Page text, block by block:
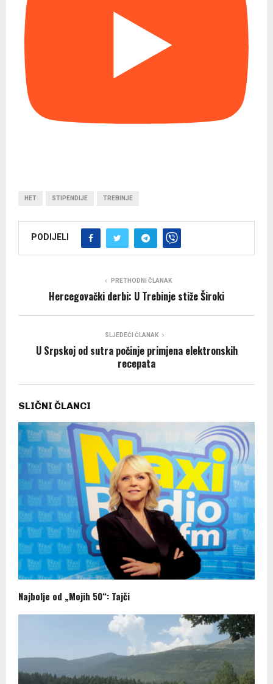
HET STIPENDIJE TREBINJE
PODIJELI
PRETHODNI ČLANAK
Hercegovački derbi: U Trebinje stiže Široki
SLJEDEĆI ČLANAK
U Srpskoj od sutra počinje primjena elektronskih
recepata
SLIČNI ČLANCI
Najbolje od „Mojih 50“: Tajči